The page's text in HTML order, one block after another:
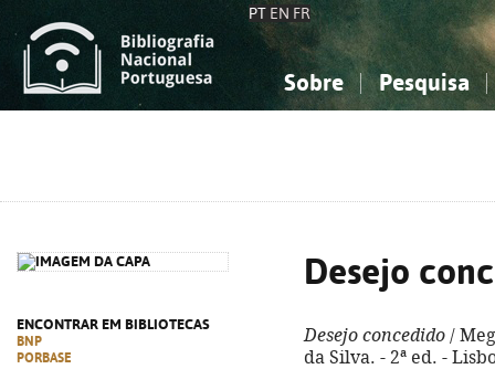
PT EN FR
Sobre Pesquisa
ENCONTRAR EM BIBLIOTECAS
BNP
PORBASE
Desejo
Desejo concedido /
da Silva. - 2ª ed. -